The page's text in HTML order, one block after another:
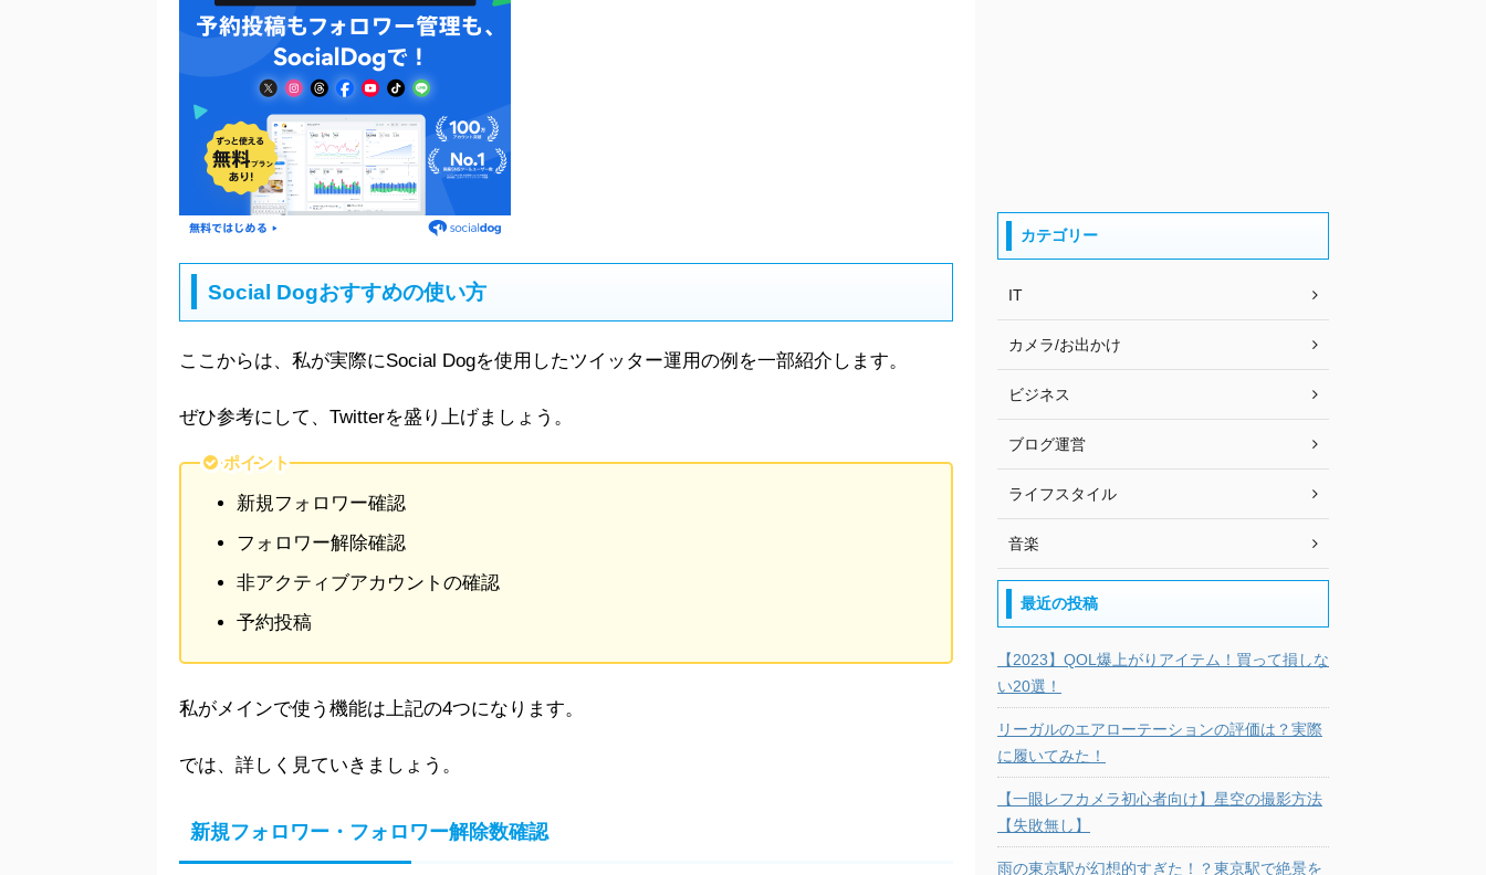
Social Dogおすすめの使い方
ここからは、私が実際にSocial Dogを使用したツイッター運用の例を一部紹介します。
ぜひ参考にして、Twitterを盛り上げましょう。
ポイント
新規フォロワー確認
フォロワー解除確認
非アクティブアカウントの確認
予約投稿
私がメインで使う機能は上記の4つになります。
では、詳しく見ていきましょう。
新規フォロワー・フォロワー解除数確認
カテゴリー
IT
カメラ/お出かけ
ビジネス
ブログ運営
ライフスタイル
音楽
最近の投稿
【2023】QOL爆上がりアイテム！買って損しな
い20選！
リーガルのエアローテーションの評価は？実際
に履いてみた！
【一眼レフカメラ初心者向け】星空の撮影方法
【失敗無し】
雨の東京駅が幻想的すぎた！？東京駅で絶景を